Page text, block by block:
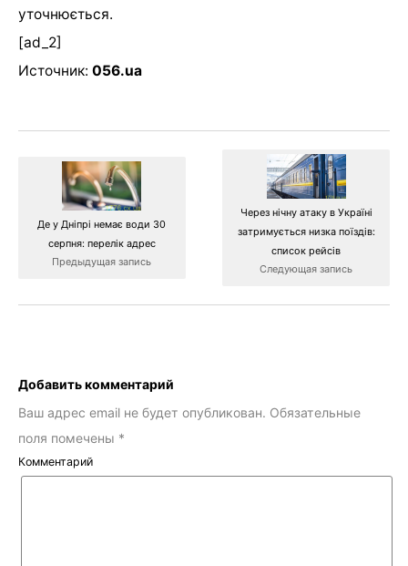
уточнюється.
[ad_2]
Источник: 056.ua
Де у Дніпрі немає води 30
серпня: перелік адрес
Предыдущая запись
Через нічну атаку в Україні
затримується низка поїздів:
список рейсів
Следующая запись
Добавить комментарий
Ваш адрес email не будет опубликован. Обязательные
поля помечены *
Комментарий